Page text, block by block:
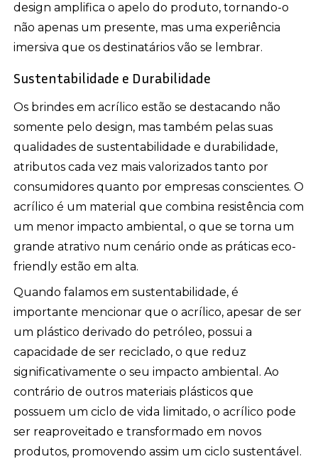
design amplifica o apelo do produto, tornando-o
não apenas um presente, mas uma experiência
imersiva que os destinatários vão se lembrar.
Sustentabilidade e Durabilidade
Os brindes em acrílico estão se destacando não
somente pelo design, mas também pelas suas
qualidades de sustentabilidade e durabilidade,
atributos cada vez mais valorizados tanto por
consumidores quanto por empresas conscientes. O
acrílico é um material que combina resistência com
um menor impacto ambiental, o que se torna um
grande atrativo num cenário onde as práticas eco-
friendly estão em alta.
Quando falamos em sustentabilidade, é
importante mencionar que o acrílico, apesar de ser
um plástico derivado do petróleo, possui a
capacidade de ser reciclado, o que reduz
significativamente o seu impacto ambiental. Ao
contrário de outros materiais plásticos que
possuem um ciclo de vida limitado, o acrílico pode
ser reaproveitado e transformado em novos
produtos, promovendo assim um ciclo sustentável.